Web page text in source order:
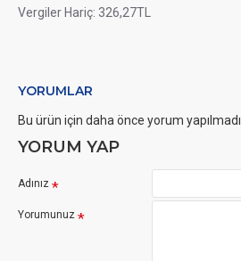
Vergiler Hariç: 326,27TL
YORUMLAR
Bu ürün için daha önce yorum yapılmadı.
YORUM YAP
Adınız
Yorumunuz